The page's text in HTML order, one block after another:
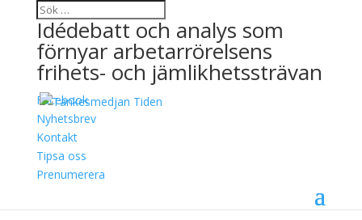
Idédebatt och analys som
förnyar arbetarrörelsens
frihets- och jämlikhetssträvan
Facebook
Nyhetsbrev
Kontakt
Tipsa oss
Prenumerera
Säkerhetsunionens
möjligheter
31 maj, 2024